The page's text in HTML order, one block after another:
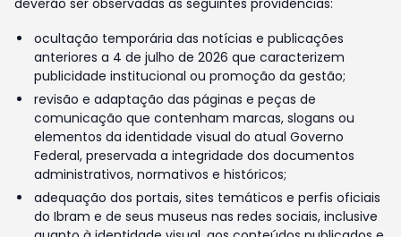
deverão ser observadas as seguintes providências:
ocultação temporária das notícias e publicações
anteriores a 4 de julho de 2026 que caracterizem
publicidade institucional ou promoção da gestão;
revisão e adaptação das páginas e peças de
comunicação que contenham marcas, slogans ou
elementos da identidade visual do atual Governo
Federal, preservada a integridade dos documentos
administrativos, normativos e históricos;
adequação dos portais, sites temáticos e perfis oficiais
do Ibram e de seus museus nas redes sociais, inclusive